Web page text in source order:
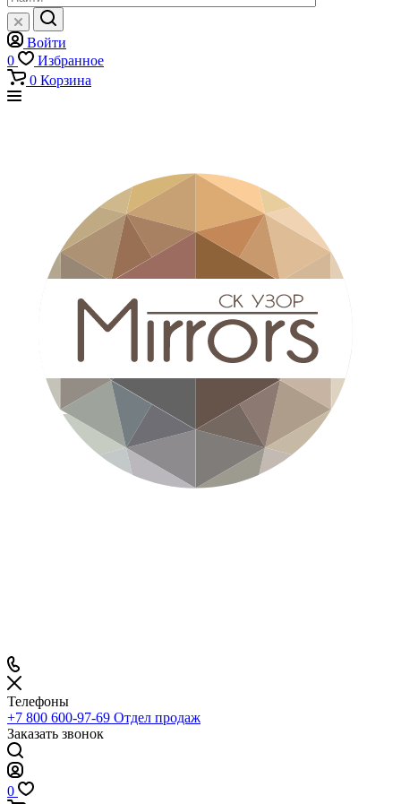
Войти
0
Избранное
0 Корзина
Телефоны
+7 800 600-97-69 Отдел продаж
Заказать звонок
0